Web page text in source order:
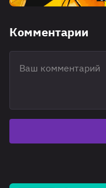
Комментарии